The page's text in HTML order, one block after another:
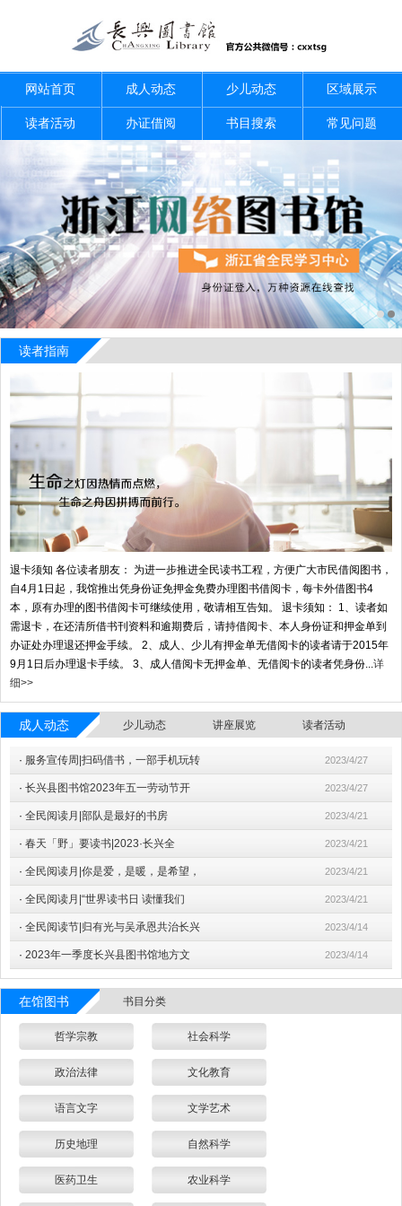
网站首页 成人动态 少儿动态 区域展示
读者活动 办证借阅 书目搜索 常见问题
读者指南
退卡须知 各位读者朋友： 为进一步推进全民读书工程，方便广大市民借阅图书，
自4月1日起，我馆推出凭身份证免押金免费办理图书借阅卡，每卡外借图书4
本，原有办理的图书借阅卡可继续使用，敬请相互告知。 退卡须知： 1、读者如
需退卡，在还清所借书刊资料和逾期费后，请持借阅卡、本人身份证和押金单到
办证处办理退还押金手续。 2、成人、少儿有押金单无借阅卡的读者请于2015年
9月1日后办理退卡手续。 3、成人借阅卡无押金单、无借阅卡的读者凭身份... 详
细>>
成人动态 少儿动态 讲座展览 读者活动
· 服务宣传周|扫码借书，一部手机玩转 2023/4/27
· 长兴县图书馆2023年五一劳动节开 2023/4/27
· 全民阅读月|部队是最好的书房 2023/4/21
· 春天「野」要读书|2023·长兴全 2023/4/21
· 全民阅读月|你是爱，是暖，是希望， 2023/4/21
· 全民阅读月|“世界读书日 读懂我们 2023/4/21
· 全民阅读节|归有光与吴承恩共治长兴 2023/4/14
· 2023年一季度长兴县图书馆地方文 2023/4/14
在馆图书 书目分类
哲学宗教 社会科学
政治法律 文化教育
语言文字 文学艺术
历史地理 自然科学
医药卫生 农业科学